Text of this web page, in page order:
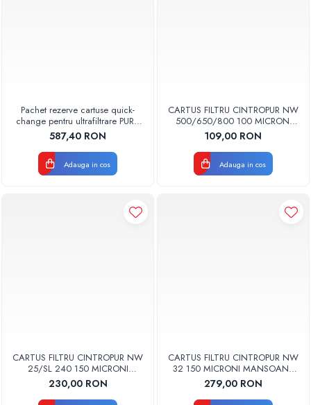
Pachet rezerve cartuse quick-
change pentru ultrafiltrare PUR4
Aquapur Valhoh Valrom
recomandat pentru 12 luni cu
membrana
587,40 RON
Adauga in cos
CARTUS FILTRU CINTROPUR NW
500/650/800 100 MICRONI
MANSOANE FILTRARE SET 5BUC
109,00 RON
Adauga in cos
CARTUS FILTRU CINTROPUR NW
25/SL 240 150 MICRONI
MANSOANE FILTRARE SET 5BUC
230,00 RON
CARTUS FILTRU CINTROPUR NW
32 150 MICRONI MANSOANE
FILTRARE SET 5BUC
279,00 RON